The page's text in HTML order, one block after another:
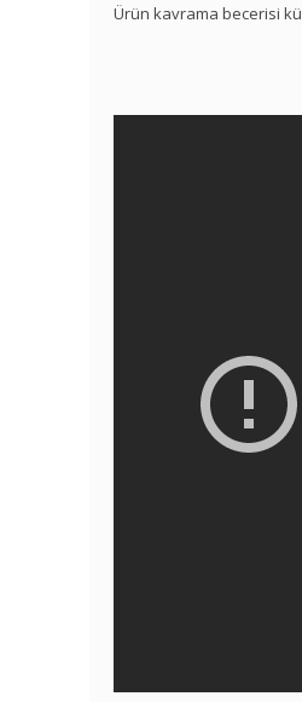
Ürün kavrama becerisi